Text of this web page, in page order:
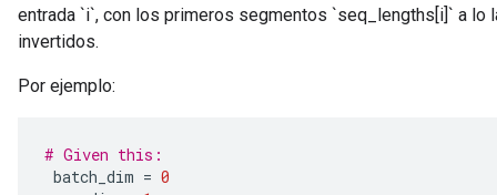
entrada `i`, con los primeros segmentos `seq_lengths[i]` a lo
invertidos.
Por ejemplo:
# Given this:
batch_dim = 0